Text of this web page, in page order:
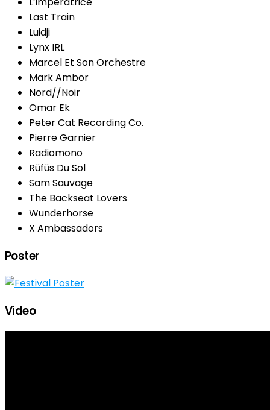
Last Train
Luidji
Lynx IRL
Marcel Et Son Orchestre
Mark Ambor
Nord//Noir
Omar Ek
Peter Cat Recording Co.
Pierre Garnier
Radiomono
Rüfüs Du Sol
Sam Sauvage
The Backseat Lovers
Wunderhorse
X Ambassadors
Poster
Video